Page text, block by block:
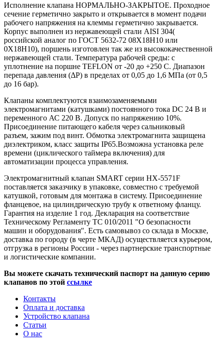
Исполнение клапана НОРМАЛЬНО-ЗАКРЫТОЕ. Проходное
сечение герметично закрыто и открывается в момент подачи
рабочего напряжения на клеммы герметично закрывается.
Корпус выполнен из нержавеющей стали AISI 304(
российской аналог по ГОСТ 5632-72 08Х18Н10 или
0Х18Н10), поршень изготовлен так же из высококачественной
нержавеющей стали. Температура рабочей среды: с
уплотнение на поршне TEFLON от -20 до +250 С. Диапазон
перепада давления (ΔP) в пределах от 0,05 до 1,6 МПа (от 0,5
до 16 бар).
Клапаны комплектуются взаимозаменяемыми
электромагнитами (катушками) постоянного тока DC 24 В и
переменного АС 220 В. Допуск по напряжению 10%.
Присоединение питающего кабеля через сальниковый
разъем, зажим под винт. Обмотка электромагнита защищена
диэлектриком, класс защиты IP65.Возможна установка реле
времени (циклического таймера включения) для
автоматизации процесса управления.
Электромагнитный клапан SMART серии HX-5571F
поставляется заказчику в упаковке, совместно с требуемой
катушкой, готовым для монтажа в систему. Присоединение
фланцевое, на цилиндрическую трубу к ответному фланцу.
Гарантия на изделие 1 год. Декларация на соответствие
Техническому Регламенту ТС 010/2011 "О безопасности
машин и оборудования". Есть самовывоз со склада в Москве,
доставка по городу (в черте МКАД) осуществляется курьером,
отгрузка в регионы России - через партнерские транспортные
и логистические компании.
Вы можете скачать технический паспорт на данную серию
клапанов по этой ссылке
Контакты
Оплата и доставка
Устройство клапана
Статьи
О нас